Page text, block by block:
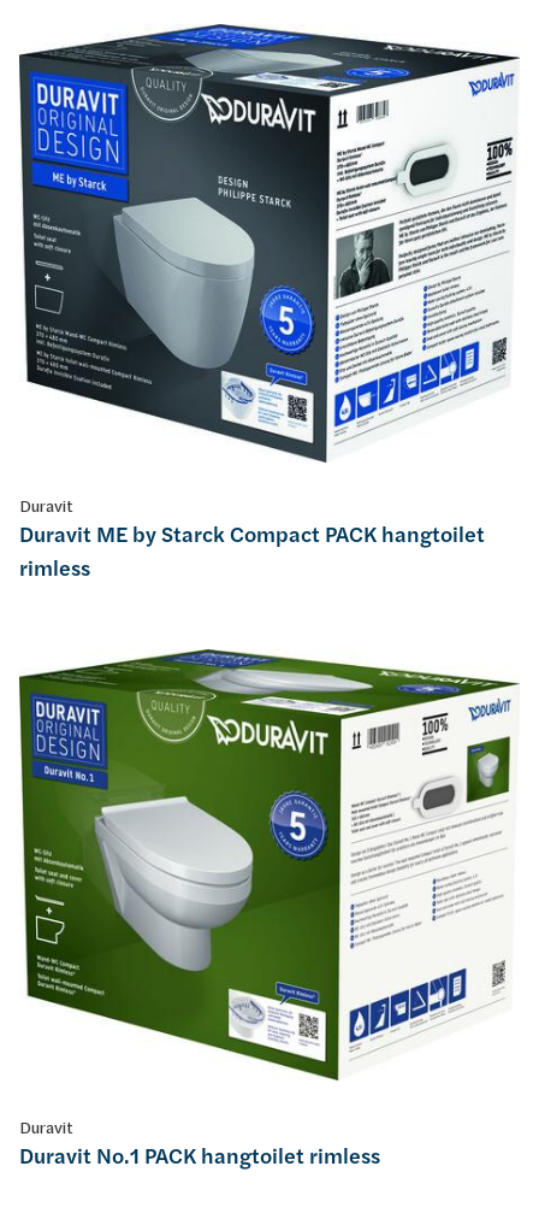
Duravit
Duravit ME by Starck Compact PACK hangtoilet
rimless
Duravit
Duravit No.1 PACK hangtoilet rimless